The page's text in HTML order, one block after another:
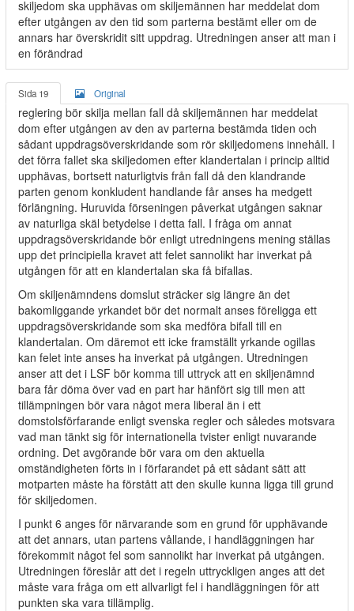
skiljedom ska upphävas om skiljemännen har meddelat dom
efter utgången av den tid som parterna bestämt eller om de
annars har överskridit sitt uppdrag. Utredningen anser att man i
en förändrad
Sida 19 Original
reglering bör skilja mellan fall då skiljemännen har meddelat
dom efter utgången av den av parterna bestämda tiden och
sådant uppdragsöverskridande som rör skiljedomens innehåll. I
det förra fallet ska skiljedomen efter klandertalan i princip alltid
upphävas, bortsett naturligtvis från fall då den klandrande
parten genom konkludent handlande får anses ha medgett
förlängning. Huruvida förseningen påverkat utgången saknar
av naturliga skäl betydelse i detta fall. I fråga om annat
uppdragsöverskridande bör enligt utredningens mening ställas
upp det principiella kravet att felet sannolikt har inverkat på
utgången för att en klandertalan ska få bifallas.
Om skiljenämndens domslut sträcker sig längre än det
bakomliggande yrkandet bör det normalt anses föreligga ett
uppdragsöverskridande som ska medföra bifall till en
klandertalan. Om däremot ett icke framställt yrkande ogillas
kan felet inte anses ha inverkat på utgången. Utredningen
anser att det i LSF bör komma till uttryck att en skiljenämnd
bara får döma över vad en part har hänfört sig till men att
tillämpningen bör vara något mera liberal än i ett
domstolsförfarande enligt svenska regler och således motsvara
vad man tänkt sig för internationella tvister enligt nuvarande
ordning. Det avgörande bör vara om den aktuella
omständigheten förts in i förfarandet på ett sådant sätt att
motparten måste ha förstått att den skulle kunna ligga till grund
för skiljedomen.
I punkt 6 anges för närvarande som en grund för upphävande
att det annars, utan partens vållande, i handläggningen har
förekommit något fel som sannolikt har inverkat på utgången.
Utredningen föreslår att det i regeln uttryckligen anges att det
måste vara fråga om ett allvarligt fel i handläggningen för att
punkten ska vara tillämplig.